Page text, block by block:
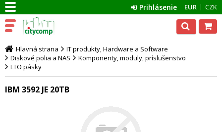
EUR CZK
Prihlásenie
Hlavná strana
IT produkty, Hardware a Software
Diskové polia a NAS
Komponenty, moduly, príslušenstvo
LTO pásky
IBM 3592 JE 20TB